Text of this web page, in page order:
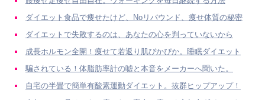
ダイエット食品で痩せたけど、Noリバウンド、痩せ体質の秘密
ダイエットで失敗するのは、あなたの心を判っていないから
成長ホルモン全開！痩せて若返り肌ぴかぴか。睡眠ダイエット
騙されている！体脂肪率計の嘘と本音をメーカーへ聞いた。
自宅の半畳で簡単有酸素運動ダイエット。抜群ヒップアップ！